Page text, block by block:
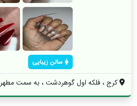
سالن زیبایی
کرج ، فلکه اول گوهردشت ، به سمت مطهری ، ...